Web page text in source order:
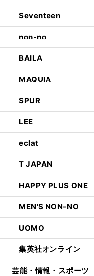
Seventeen
non-no
BAILA
MAQUIA
SPUR
LEE
eclat
T JAPAN
HAPPY PLUS ONE
MEN'S NON-NO
UOMO
集英社オンライン
芸能・情報・スポーツ